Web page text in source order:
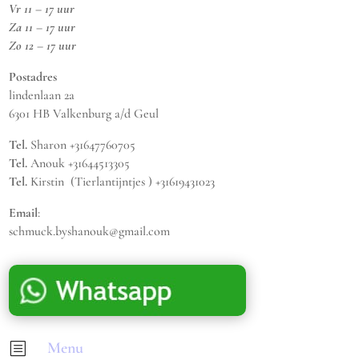
Vr 11 – 17 uur
Za 11 – 17 uur
Zo 12 – 17 uur
Postadres
lindenlaan 2a
6301 HB Valkenburg a/d Geul
Tel. Sharon +31647760705
Tel. Anouk +31644513305
Tel. Kirstin (Tierlantijntjes ) +31619431023
Email:
schmuck.byshanouk@gmail.com
b Menu